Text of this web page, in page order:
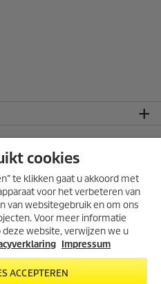
cookies
te klikken gaat u akkoord met
voor het verbeteren van
van websitegebruik en om ons
Voor meer informatie
website, verwijzen we u
Impressum
ACCEPTEREN